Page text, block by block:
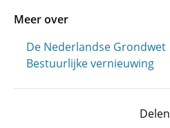
Meer over
De Nederlandse Grondwet
Bestuurlijke vernieuwing
Delen